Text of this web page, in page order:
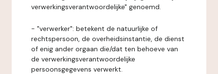
verwerkingsverantwoordelijke" genoemd.
- "verwerker": betekent de natuurlijke of
rechtspersoon, de overheidsinstantie, de dienst
of enig ander orgaan die/dat ten behoeve van
de verwerkingsverantwoordelijke
persoonsgegevens verwerkt.